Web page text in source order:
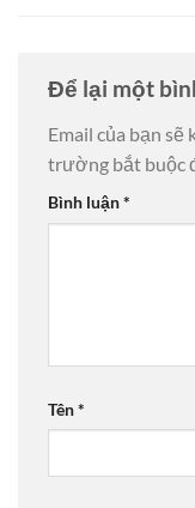
Để lại một
Email của bạn sẽ
trường bắt buộc
Bình luận*
Tên*